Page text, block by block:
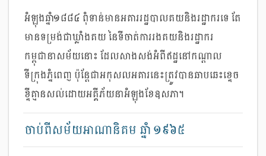
អំឡុងឆ្នាំ១៨៨៤ ពុំទាន់មានអគាររដ្ឋបាលគយនិងរដ្ឋាករទេ តែ
មានទម្រង់ជាឃ្លាំងគយ នៃទីចាត់ការរងគយនិងរដ្ឋាករ
កម្ពុជានាសម័យនោះ ដែលសាងសង់អំពីឥដ្ឋនៅកណ្ដាល
ទីក្រុងភ្នំពេញ ប៉ុន្តែជាអកុសលអគារនេះត្រូវបានឆាបឆេះខ្ទេច
ខ្ទីគ្មានសល់​ដោយអគ្គីភ័យនាអំឡុងខែឧសភា។
ចាប់ពីសម័យអាណានិគម ឆ្នាំ ១៩៦៥